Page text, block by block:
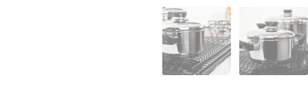
עגלת קניות
תשלום